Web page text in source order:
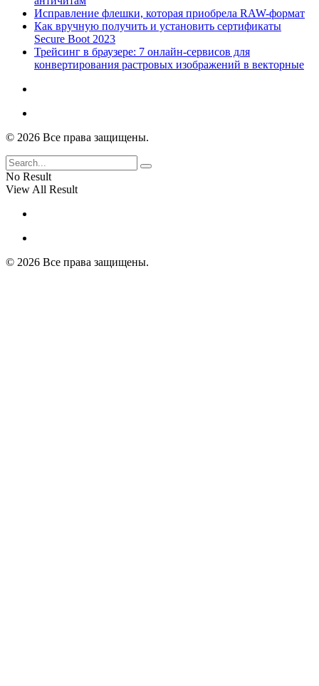
Исправление флешки, которая приобрела RAW-формат
Как вручную получить и установить сертификаты
Secure Boot 2023
Трейсинг в браузере: 7 онлайн-сервисов для
конвертирования растровых изображений в векторные
© 2026 Все права защищены.
No Result
View All Result
© 2026 Все права защищены.